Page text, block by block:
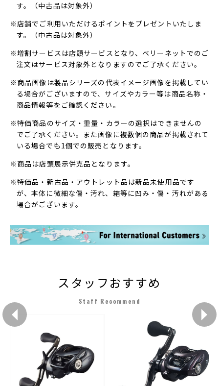
す。（中古品は対象外）
※店舗でご利用いただけるポイントをプレゼントいたしま
す。（中古品は対象外）
※増割サービスは店頭サービスとなり、ベリーネットでのご
注文はサービス対象外となりますのでご了承ください。
※商品画像は製品シリーズの代表イメージ画像を掲載してい
る場合がございますので、サイズやカラー等は商品名称・
商品情報等をご確認ください。
※特価商品のサイズ・重量・カラーの選択はできませんの
でご了承ください。また画像に複数個の商品が掲載されて
いる場合でも1個での販売となります。
※商品は店頭展示併売品となります。
※特価品・新古品・アウトレット品は新品未使用品です
が、本体に微細な傷・汚れ、箱等に凹み・傷・汚れがある
場合がございます。
スタッフおすすめ
Staff Recommend